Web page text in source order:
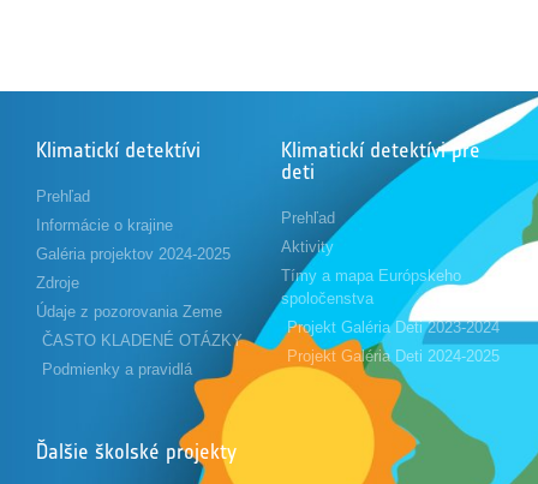
Klimatickí detektívi
Prehľad
Informácie o krajine
Galéria projektov 2024-2025
Zdroje
Údaje z pozorovania Zeme
ČASTO KLADENÉ OTÁZKY
Podmienky a pravidlá
Klimatickí detektívi pre
deti
Prehľad
Aktivity
Tímy a mapa Európskeho
spoločenstva
Projekt Galéria Deti 2023-2024
Projekt Galéria Deti 2024-2025
Ďalšie školské projekty